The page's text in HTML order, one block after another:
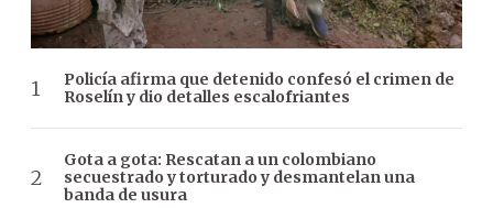
Policía afirma que detenido confesó el crimen de
Roselín y dio detalles escalofriantes
Gota a gota: Rescatan a un colombiano
secuestrado y torturado y desmantelan una
banda de usura